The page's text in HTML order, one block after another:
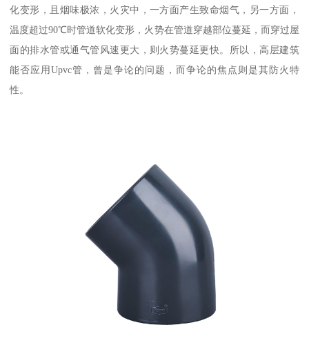
化变形，且烟味极浓，火灾中，一方面产生致命烟气，另一方面，
温度超过90℃时管道软化变形，火势在管道穿越部位蔓延，而穿过屋
面的排水管或通气管风速更大，则火势蔓延更快。所以，高层建筑
能否应用Upvc管，曾是争论的问题，而争论的焦点则是其防火特
性。